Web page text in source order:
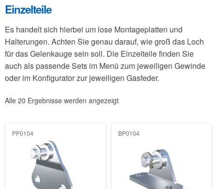
Anwendungen
Kundenservice
FAQ
Einzelteile
Es handelt sich hierbei um lose Montageplatten und
Halterungen. Achten Sie genau darauf, wie groß das Loch
für das Gelenkauge sein soll. Die Einzelteile finden Sie
auch als passende Sets im Menü zum jeweiligen Gewinde
oder im Konfigurator zur jeweiligen Gasfeder.
Alle 20 Ergebnisse werden angezeigt
PP0104 BP0104